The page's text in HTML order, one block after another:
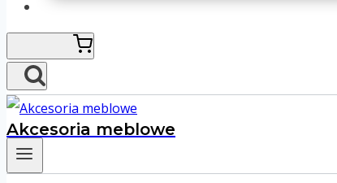
Akcesoria meblowe